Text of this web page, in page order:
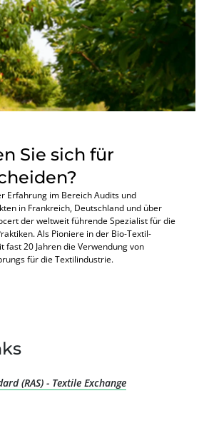
Sie sich für
Erfahrung im Bereich Audits und
in Frankreich, Deutschland und über
der weltweit führende Spezialist für die
Als Pioniere in der Bio-Textil-
20 Jahren die Verwendung von
für die Textilindustrie.
(RAS) - Textile Exchange